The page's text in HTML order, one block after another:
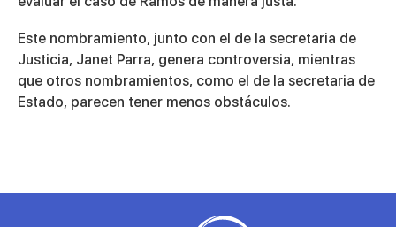
Este nombramiento, junto con el de la secretaria de
Justicia, Janet Parra, genera controversia, mientras
que otros nombramientos, como el de la secretaria de
Estado, parecen tener menos obstáculos.